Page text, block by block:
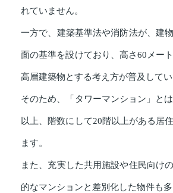
れていません。
一方で、建築基準法や消防法が、建
面の基準を設けており、高さ60メー
高層建築物とする考え方が普及してい
そのため、「タワーマンション」と
以上、階数にして20階以上がある居
ます。
また、充実した共用施設や住民向け
的なマンションと差別化した物件も多